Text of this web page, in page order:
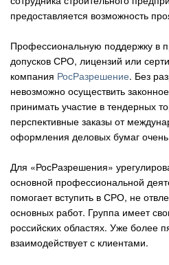
предоставляется возможность
Профессиональную поддержку в
допусков СРО, лицензий или
компания РосРазрешение. Без
невозможно осуществить
принимать участие в тендерных
перспективные заказы от
оформления деловых бумаг
Для «РосРазрешения»
основной профессиональной
помогает вступить в СРО, не
основных работ. Группа имеет
российских областях. Уже более
взаимодействует с клиентами.